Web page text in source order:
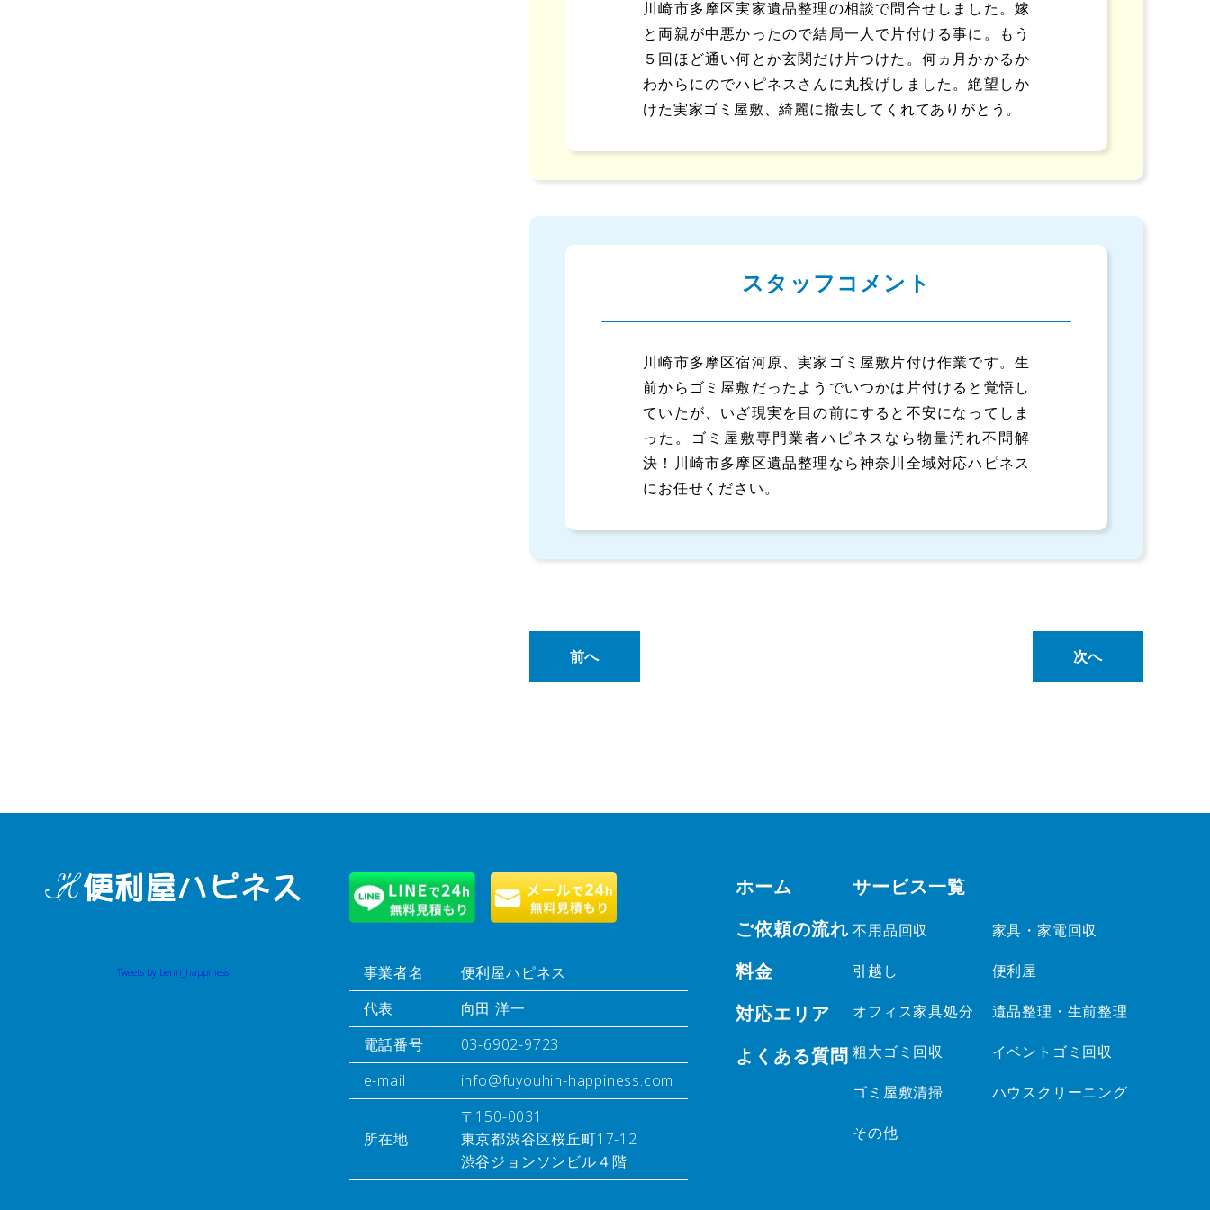
川崎市多摩区実家遺品整理の相談で問合せしました。嫁
と両親が中悪かったので結局一人で片付ける事に。もう
５回ほど通い何とか玄関だけ片つけた。何ヵ月かかるか
わからにのでハピネスさんに丸投げしました。絶望しか
けた実家ゴミ屋敷、綺麗に撤去してくれてありがとう。
スタッフコメント
川崎市多摩区宿河原、実家ゴミ屋敷片付け作業です。生
前からゴミ屋敷だったようでいつかは片付けると覚悟し
ていたが、いざ現実を目の前にすると不安になってしま
った。ゴミ屋敷専門業者ハピネスなら物量汚れ不問解
決！川崎市多摩区遺品整理なら神奈川全域対応ハピネス
にお任せください。
前へ 次へ
Tweets by benri_happiness 事業者名
便利屋ハピネス
代表
向田 洋一
電話番号
03-6902-9723
e-mail
info@fuyouhin-happiness.com
所在地
〒150-0031
東京都渋谷区桜丘町17-12
渋谷ジョンソンビル４階
ホーム
ご依頼の流れ
料金
対応エリア
よくある質問
サービス一覧
不用品回収 家具・家電回収
引越し 便利屋
オフィス家具処分 遺品整理・生前整理
粗大ゴミ回収 イベントゴミ回収
ゴミ屋敷清掃 ハウスクリーニング
その他